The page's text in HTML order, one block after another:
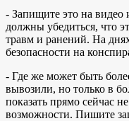
- Запищите это на
должны убедиться, что
травм и ранений. На
безопасности на
- Где же может быть
вывозили, но только в
показать прямо сейчас
возможности. Пишите